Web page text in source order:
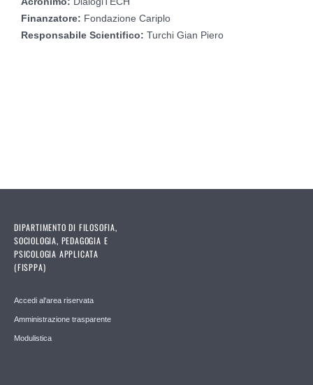
Finanzatore: Fondazione Cariplo
Responsabile Scientifico: Turchi Gian Piero
DIPARTIMENTO DI FILOSOFIA,
SOCIOLOGIA, PEDAGOGIA E
PSICOLOGIA APPLICATA
(FISPPA)
Accedi al'area riservata
Amministrazione trasparente
Modulistica